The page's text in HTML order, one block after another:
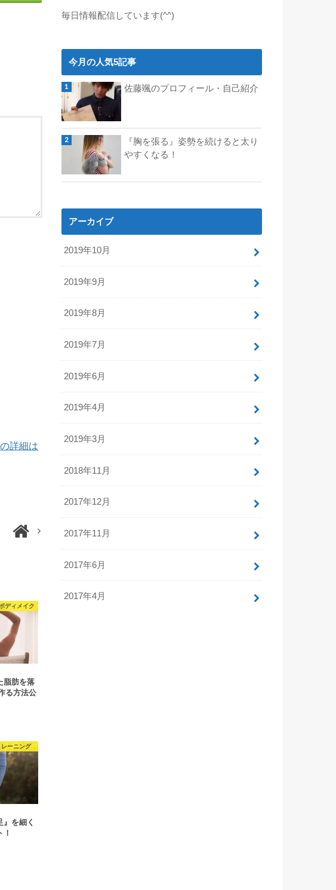
詳細は
ディメイク
脂肪を落
る方法公
レーニング
』を細く
毎日情報配信しています(^^)
今月の人気5記事
佐藤颯のプロフィール・自己紹介
『胸を張る』姿勢を続けると太り
やすくなる！
アーカイブ
2019年10月
2019年9月
2019年8月
2019年7月
2019年6月
2019年4月
2019年3月
2018年11月
2017年12月
2017年11月
2017年6月
2017年4月